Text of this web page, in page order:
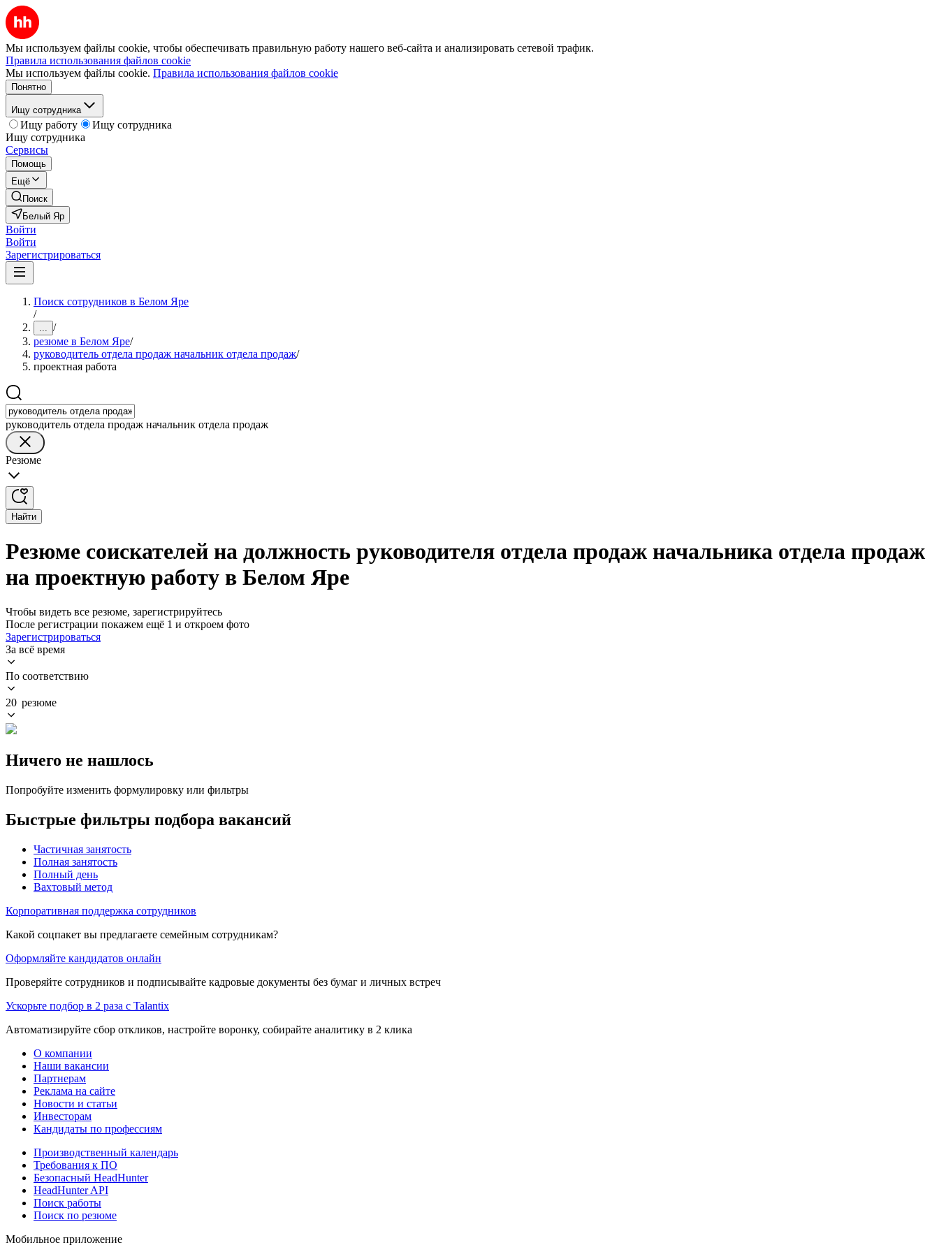
Мы используем файлы cookie, чтобы обеспечивать правильную работу нашего веб-сайта и анализировать сетевой трафик.
Правила использования файлов cookie
Мы используем файлы cookie. Правила использования файлов cookie
Понятно
Ищу сотрудника
Ищу работу
Ищу сотрудника
Ищу сотрудника
Сервисы
Помощь
Ещё
Поиск
Белый Яр
Войти
Войти
Зарегистрироваться
Поиск сотрудников в Белом Яре
/
... /
резюме в Белом Яре/
руководитель отдела продаж начальник отдела продаж/
проектная работа
руководитель отдела продаж начальник отдела продаж
Резюме
Найти
Резюме соискателей на должность руководителя отдела продаж начальника отдела продаж
на проектную работу в Белом Яре
Чтобы видеть все резюме, зарегистрируйтесь
После регистрации покажем ещё 1 и откроем фото
Зарегистрироваться
За всё время
По соответствию
20 резюме
Ничего не нашлось
Попробуйте изменить формулировку или фильтры
Быстрые фильтры подбора вакансий
Частичная занятость
Полная занятость
Полный день
Вахтовый метод
Корпоративная поддержка сотрудников
Какой соцпакет вы предлагаете семейным сотрудникам?
Оформляйте кандидатов онлайн
Проверяйте сотрудников и подписывайте кадровые документы без бумаг и личных встреч
Ускорьте подбор в 2 раза с Talantix
Автоматизируйте сбор откликов, настройте воронку, собирайте аналитику в 2 клика
О компании
Наши вакансии
Партнерам
Реклама на сайте
Новости и статьи
Инвесторам
Кандидаты по профессиям
Производственный календарь
Требования к ПО
Безопасный HeadHunter
HeadHunter API
Поиск работы
Поиск по резюме
Мобильное приложение